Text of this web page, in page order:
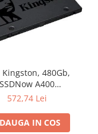
Kingston, 480Gb,
SSDNow A400
480G"
572,74 Lei
IN COS